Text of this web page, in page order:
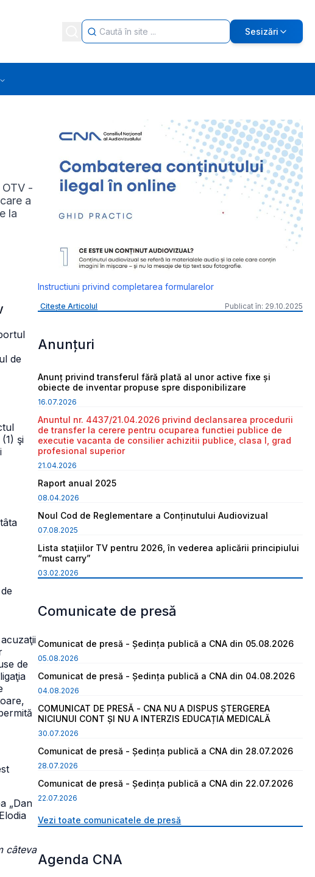
Sesizări
-
a
la
de
şi
de
„Dan
câteva
Instructiuni privind completarea formularelor
Citește Articolul Publicat în: 29.10.2025
Anunțuri
Anunț privind transferul fără plată al unor active fixe și
obiecte de inventar propuse spre disponibilizare
16.07.2026
Anuntul nr. 4437/21.04.2026 privind declansarea procedurii
de transfer la cerere pentru ocuparea functiei publice de
executie vacanta de consilier achizitii publice, clasa I, grad
profesional superior
21.04.2026
Raport anual 2025
08.04.2026
Noul Cod de Reglementare a Conținutului Audiovizual
07.08.2025
Lista staţiilor TV pentru 2026, în vederea aplicării principiului
“must carry”
03.02.2026
Comunicate de presă
Comunicat de presă - Ședința publică a CNA din 05.08.2026
05.08.2026
Comunicat de presă - Ședința publică a CNA din 04.08.2026
04.08.2026
COMUNICAT DE PRESĂ - CNA NU A DISPUS ȘTERGEREA
NICIUNUI CONT ȘI NU A INTERZIS EDUCAȚIA MEDICALĂ
30.07.2026
Comunicat de presă - Ședința publică a CNA din 28.07.2026
28.07.2026
Comunicat de presă - Ședința publică a CNA din 22.07.2026
22.07.2026
Vezi toate comunicatele de presă
Agenda CNA